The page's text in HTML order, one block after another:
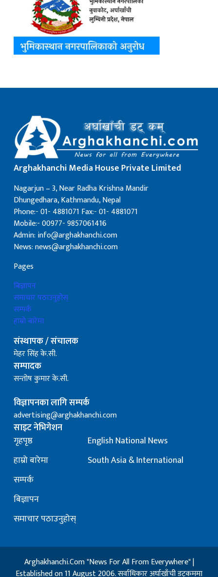
Arghakhanchi Media House Private Limited
Nagarjun – 3, Near Radha Krishna Mandir
Dhungedhara, Kathmandu, Nepal
Phone:- 01- 4881071 Fax:- 01- 4881071
Mobile:- 00977- 9857061416
Admin: info@arghakhanchi.com
News: news@arghakhanchi.com
Pages
बिज्ञापन
समाचार पठाउनुहोस्
सम्पर्क
हाम्रो बारेमा
संस्थापक / संचालक
मेहर सिंह के.सी.
सम्पादक
सन्तोष कुमार के.सी.
विज्ञापनका लागि सम्पर्क
advertising@arghakhanchi.com
साइट नेभिगेशन
गृहपृष्ठ
हाम्रो बारेमा
सम्पर्क
बिज्ञापन
समाचार पठाउनुहोस्
English National News
South Asia & International
Arghakhanchi.Com "News For All From Everywhere" |
Established on 11 August 2006. सर्वाधिकार अर्घाखाँची डट्कममा